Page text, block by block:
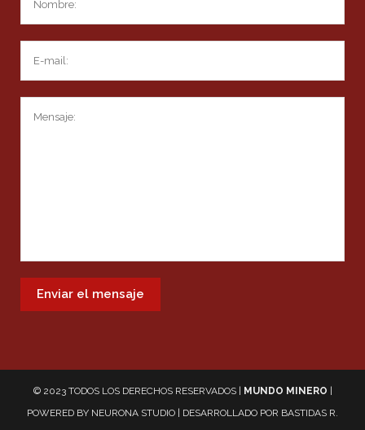
© 2023 TODOS LOS DERECHOS RESERVADOS | MUNDO MINERO
POWERED BY NEURONA STUDIO | DESARROLLADO POR BASTIDAS R.